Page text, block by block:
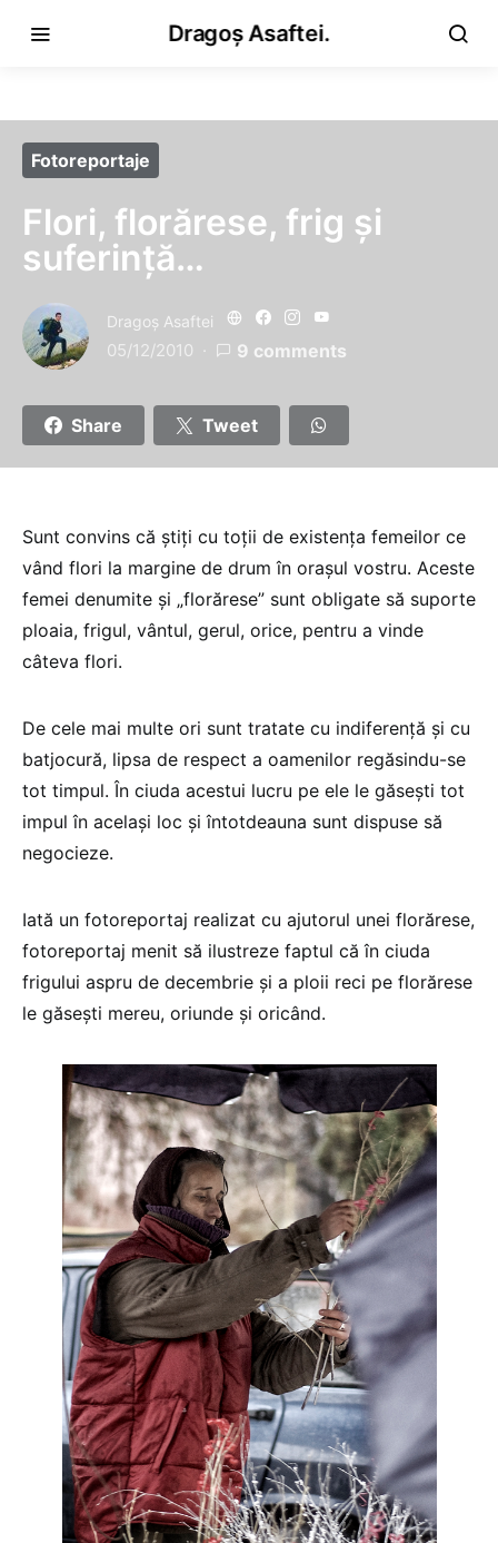
Dragoș Asaftei.
Fotoreportaje
Flori, florărese, frig şi
suferinţă…
Dragoş Asaftei
05/12/2010 9 comments
Share Tweet
Sunt convins că ştiţi cu toţii de existenţa femeilor ce
vând flori la margine de drum în oraşul vostru. Aceste
femei denumite şi „florărese” sunt obligate să suporte
ploaia, frigul, vântul, gerul, orice, pentru a vinde
câteva flori.
De cele mai multe ori sunt tratate cu indiferenţă şi cu
batjocură, lipsa de respect a oamenilor regăsindu-se
tot timpul. În ciuda acestui lucru pe ele le găseşti tot
impul în acelaşi loc şi întotdeauna sunt dispuse să
negocieze.
Iată un fotoreportaj realizat cu ajutorul unei florărese,
fotoreportaj menit să ilustreze faptul că în ciuda
frigului aspru de decembrie şi a ploii reci pe florărese
le găseşti mereu, oriunde şi oricând.